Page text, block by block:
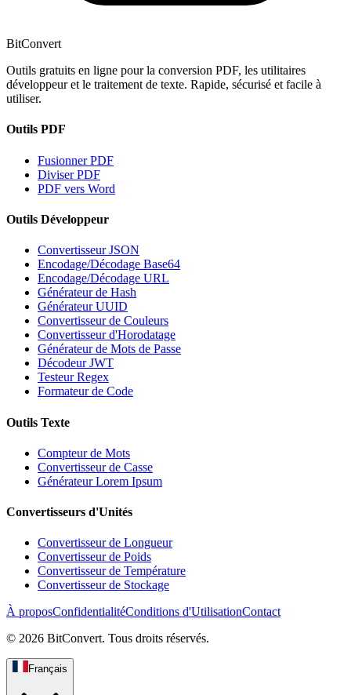
BitConvert
Outils gratuits en ligne pour la conversion PDF, les utilitaires
développeur et le traitement de texte. Rapide, sécurisé et facile à
utiliser.
Outils PDF
Fusionner PDF
Diviser PDF
PDF vers Word
Outils Développeur
Convertisseur JSON
Encodage/Décodage Base64
Encodage/Décodage URL
Générateur de Hash
Générateur UUID
Convertisseur de Couleurs
Convertisseur d'Horodatage
Générateur de Mots de Passe
Décodeur JWT
Testeur Regex
Formateur de Code
Outils Texte
Compteur de Mots
Convertisseur de Casse
Générateur Lorem Ipsum
Convertisseurs d'Unités
Convertisseur de Longueur
Convertisseur de Poids
Convertisseur de Température
Convertisseur de Stockage
À proposConfidentialitéConditions d'UtilisationContact
© 2026 BitConvert. Tous droits réservés.
Français